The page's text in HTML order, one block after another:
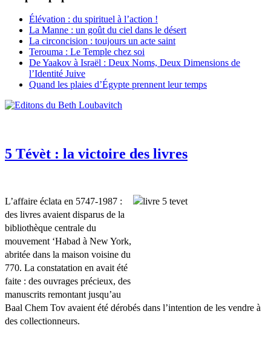
Élévation : du spirituel à l’action !
La Manne : un goût du ciel dans le désert
La circoncision : toujours un acte saint
Terouma : Le Temple chez soi
De Yaakov à Israël : Deux Noms, Deux Dimensions de
l’Identité Juive
Quand les plaies d’Égypte prennent leur temps
5 Tévèt : la victoire des livres
L’affaire éclata en 5747-1987 :
des livres avaient disparus de la
bibliothèque centrale du
mouvement ‘Habad à New York,
abritée dans la maison voisine du
770. La constatation en avait été
faite : des ouvrages précieux, des
manuscrits remontant jusqu’au
Baal Chem Tov avaient été dérobés dans l’intention de les vendre à
des collectionneurs.